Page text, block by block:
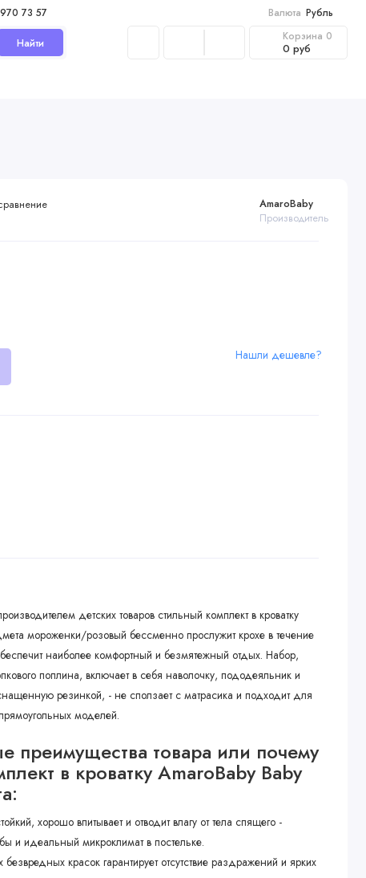
73 57 Валюта Рубль
Найти Корзина 0
0 руб
AmaroBaby
Производитель
Нашли дешевле?
детских товаров стильный комплект в кроватку
мороженки/розовый бессменно прослужит крохе в течение
наиболее комфортный и безмятежный отдых. Набор,
поплина, включает в себя наволочку, пододеяльник и
резинкой, - не сползает с матрасика и подходит для
моделей.
преимущества товара или почему
в кроватку AmaroBaby Baby
хорошо впитывает и отводит влагу от тела спящего -
и идеальный микроклимат в постельке.
красок гарантирует отсутствие раздражений и ярких